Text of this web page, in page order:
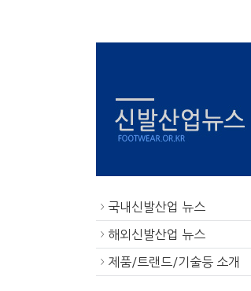
> 국내신발산업 뉴스
> 해외신발산업 뉴스
> 제품/트랜드/기술등 소개